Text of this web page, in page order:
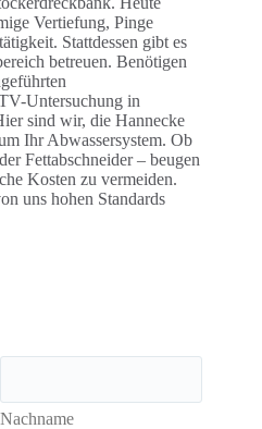
Vertiefung, Pinge
Stattdessen gibt es
betreuen. Benötigen
Untersuchung in
sind wir, die Hannecke
Ihr Abwassersystem. Ob
Fettabschneider – beugen
Kosten zu vermeiden.
uns hohen Standards
Nachname